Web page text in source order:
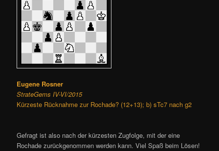
Eugene Rosner
StrateGems IV-VI/2015
Kürzeste Rücknahme zur Rochade? (12+13); b) sTc7 nach g2
Gefragt ist also nach der kürzesten Zugfolge, mit der eine
Rochade zurückgenommen werden kann. Viel Spaß beim Lösen!